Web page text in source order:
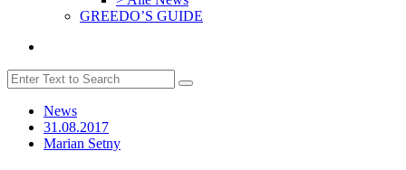
GREEDO’S GUIDE
News
31.08.2017
Marian Setny